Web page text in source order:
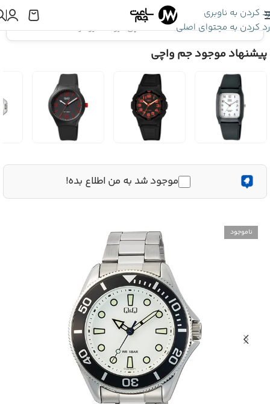
رد کردن به ناوبری
رد کردن به محتوای اصلی
اینجا هستید:ساعت Q&Q »ساعت مچی کیو اند کیو مردانه C72A-003PY
پیشنهاد موجود جم واچی
موجود شد به من اطلاع بده!
ناموجود